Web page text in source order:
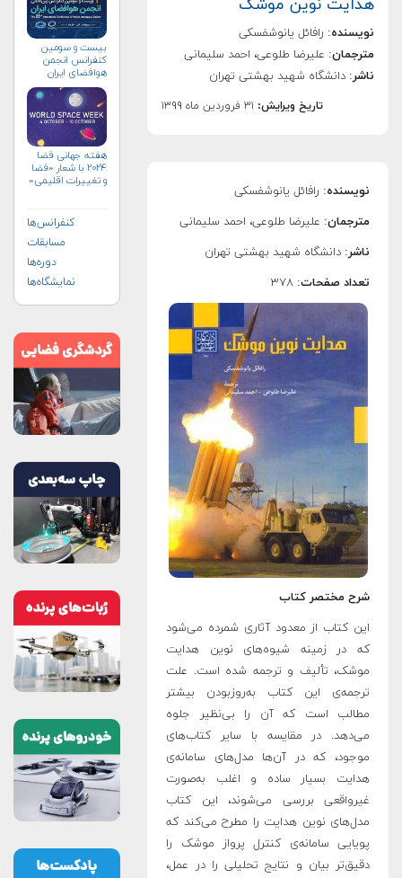
هدایت نوین موشک
نویسنده: رافائل یانوشفسکی
مترجمان: علیرضا طلوعی، احمد سلیمانی
ناشر: دانشگاه شهید بهشتی تهران
تاریخ ویرایش: ۳۱ فروردین ماه ۱۳۹۹
نویسنده: رافائل یانوشفسکی
مترجمان: علیرضا طلوعی، احمد سلیمانی
ناشر: دانشگاه شهید بهشتی تهران
تعداد صفحات: ۳۷۸
شرح مختصر کتاب
این کتاب از معدود آثاری شمرده می‌شود
که در زمینه شیوه‌های نوین هدایت
موشک، تألیف و ترجمه شده است. علت
ترجمه‌ی این کتاب به‌روزبودن بیشتر
مطالب است که آن را بی‌نظیر جلوه
می‌دهد. در مقایسه با سایر کتاب‌های
موجود، که در آن‌ها مدل‌های سامانه‌ی
هدایت بسیار ساده و اغلب به‌صورت
غیرواقعی بررسی می‌شوند، این کتاب
مدل‌های نوین هدایت را مطرح می‌کند که
پویایی سامانه‌ی کنترل پرواز موشک را
دقیق‌تر بیان و نتایج تحلیلی را در عمل،
بیست و سومین
کنفرانس انجمن
هوافضای ايران
هفته جهانی فضا
۲۰۲۴ با شعار «فضا
و تغییرات اقلیمی»
کنفرانس‌ها
مسابقات
دوره‌ها
نمایشگاه‌ها